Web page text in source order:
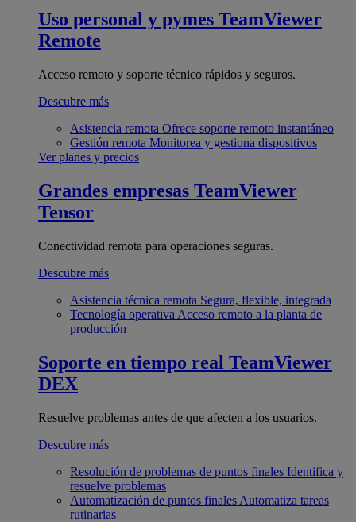
Uso personal y pymes TeamViewer
Remote
Acceso remoto y soporte técnico rápidos y seguros.
Descubre más
Asistencia remota Ofrece soporte remoto instantáneo
Gestión remota Monitorea y gestiona dispositivos
Ver planes y precios
Grandes empresas TeamViewer
Tensor
Conectividad remota para operaciones seguras.
Descubre más
Asistencia técnica remota Segura, flexible, integrada
Tecnología operativa Acceso remoto a la planta de
producción
Soporte en tiempo real TeamViewer
DEX
Resuelve problemas antes de que afecten a los usuarios.
Descubre más
Resolución de problemas de puntos finales Identifica y
resuelve problemas
Automatización de puntos finales Automatiza tareas
rutinarias